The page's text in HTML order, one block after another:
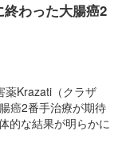
わった大腸癌2
薬Krazati（クラザ
癌2番手治療が期待
的な結果が明らかに